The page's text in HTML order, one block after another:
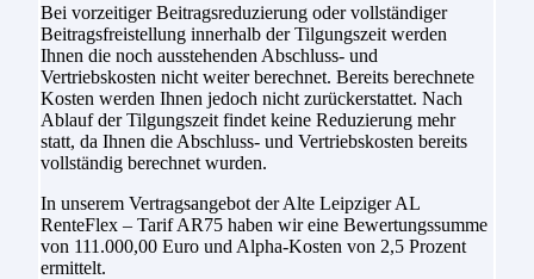
Bei vorzeitiger Beitragsreduzierung oder vollständiger
Beitragsfreistellung innerhalb der Tilgungszeit werden
Ihnen die noch ausstehenden Abschluss- und
Vertriebskosten nicht weiter berechnet. Bereits berechnete
Kosten werden Ihnen jedoch nicht zurückerstattet. Nach
Ablauf der Tilgungszeit findet keine Reduzierung mehr
statt, da Ihnen die Abschluss- und Vertriebskosten bereits
vollständig berechnet wurden.
In unserem Vertragsangebot der Alte Leipziger AL
RenteFlex – Tarif AR75 haben wir eine Bewertungssumme
von 111.000,00 Euro und Alpha-Kosten von 2,5 Prozent
ermittelt.